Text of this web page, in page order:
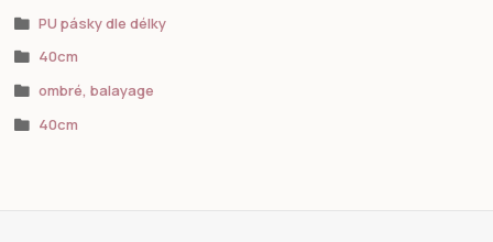
PU pásky dle délky
40cm
ombré, balayage
40cm